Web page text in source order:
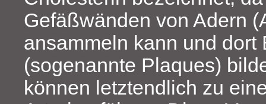
Gefäßwänden von Adern
ansammeln kann und dort
(sogenannte Plaques)
können letztendlich zu